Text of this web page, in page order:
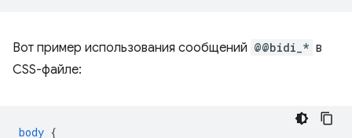
Вот пример использования сообщений @@bidi_* в
CSS-файле:
body {